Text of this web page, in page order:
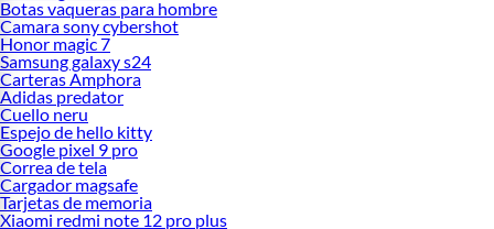
Botas vaqueras para hombre
Camara sony cybershot
Honor magic 7
Samsung galaxy s24
Carteras Amphora
Adidas predator
Cuello neru
Espejo de hello kitty
Google pixel 9 pro
Correa de tela
Cargador magsafe
Tarjetas de memoria
Xiaomi redmi note 12 pro plus